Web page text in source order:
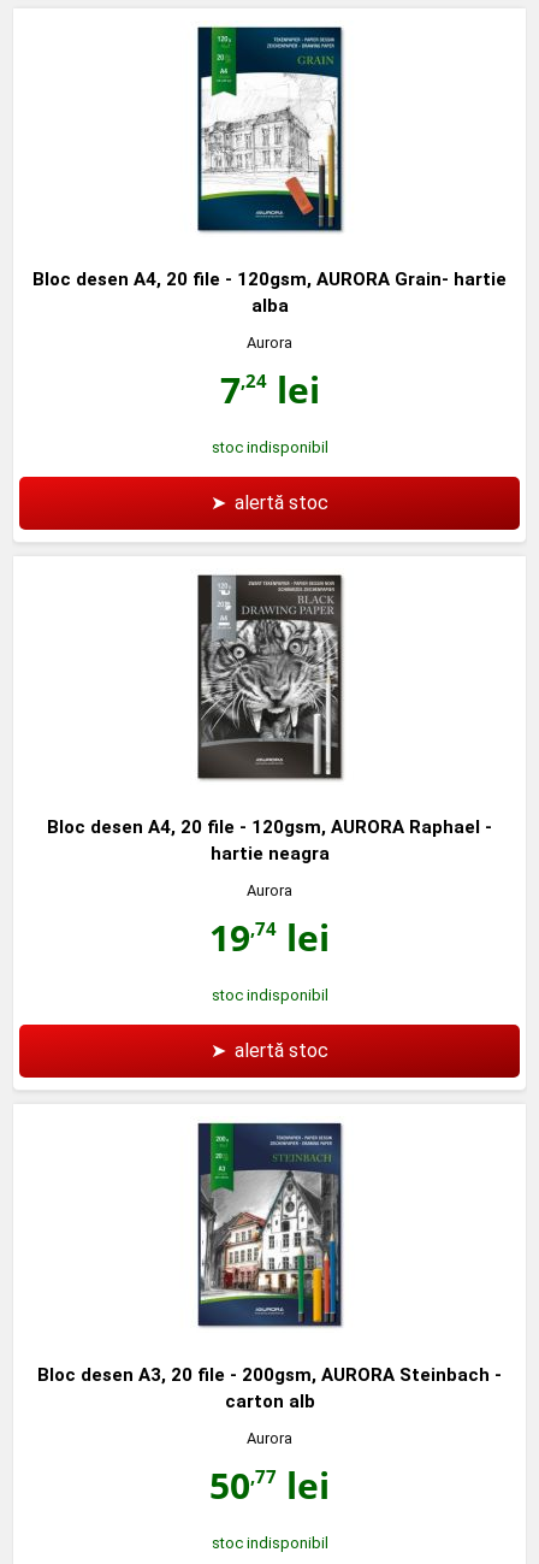
Bloc desen A4, 20 file - 120gsm, AURORA Grain- hartie
alba
Aurora
7,24lei
stoc indisponibil
➤ alertă stoc
Bloc desen A4, 20 file - 120gsm, AURORA Raphael -
hartie neagra
Aurora
19,74 lei
stoc indisponibil
➤ alertă stoc
Bloc desen A3, 20 file - 200gsm, AURORA Steinbach -
carton alb
Aurora
50,77 lei
stoc indisponibil